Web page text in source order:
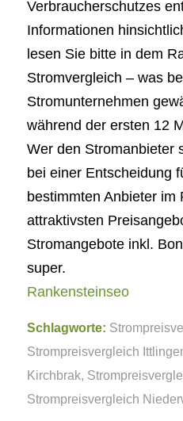
Verbraucherschutzes
Informationen
lesen Sie bitte in dem
Stromvergleich – was
Stromunternehmen
während der ersten 12
Wer den Stromanbieter
bei einer Entscheidung
bestimmten Anbieter im
attraktivsten
Stromangebote inkl.
super.
Rankensteinseo
Schlagworte:
Strompreisvergleich
Kirchbrak,
Strompreisvergleich